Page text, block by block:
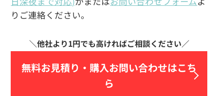
りご連絡ください。
無料お見積り・ 購入お問い合わせはこち
ら